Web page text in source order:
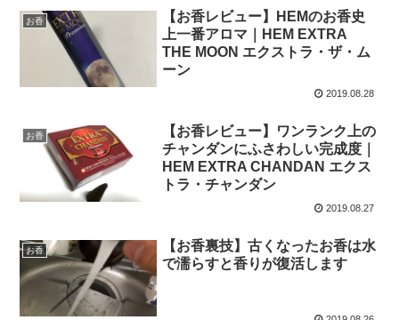
お香
【お香レビュー】HEMのお香史
上一番アロマ｜HEM EXTRA
THE MOON エクストラ・ザ・ム
ーン
2019.08.28
お香
【お香レビュー】ワンランク上の
チャンダンにふさわしい完成度｜
HEM EXTRA CHANDAN エクス
トラ・チャンダン
2019.08.27
お香
【お香裏技】古くなったお香は水
で濡らすと香りが復活します